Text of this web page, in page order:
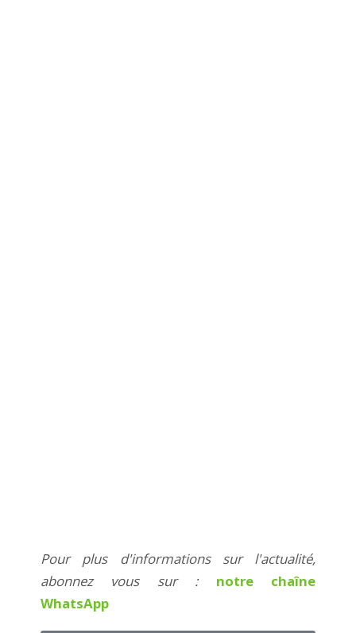
Pour plus d'informations sur l'actualité,
abonnez vous sur : notre chaîne
WhatsApp